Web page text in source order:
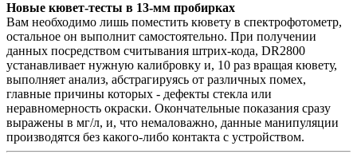
Новые кювет-тесты в 13-мм пробирках
Вам необходимо лишь поместить кювету в спектрофотометр,
остальное он выполнит самостоятельно. При получении
данных посредством считывания штрих-кода, DR2800
устанавливает нужную калибровку и, 10 раз вращая кювету,
выполняет анализ, абстрагируясь от различных помех,
главные причины которых - дефекты стекла или
неравномерность окраски. Окончательные показания сразу
выражены в мг/л, и, что немаловажно, данные манипуляции
производятся без какого-либо контакта с устройством.